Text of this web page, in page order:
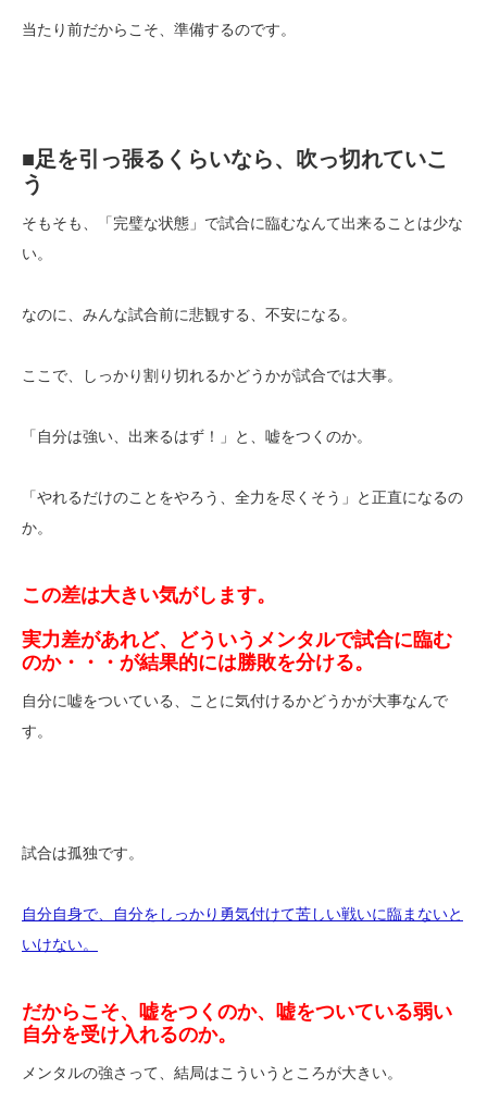
当たり前だからこそ、準備するのです。
■足を引っ張るくらいなら、吹っ切れていこ
う
そもそも、「完璧な状態」で試合に臨むなんて出来ることは少な
い。
なのに、みんな試合前に悲観する、不安になる。
ここで、しっかり割り切れるかどうかが試合では大事。
「自分は強い、出来るはず！」と、嘘をつくのか。
「やれるだけのことをやろう、全力を尽くそう」と正直になるの
か。
この差は大きい気がします。
実力差があれど、どういうメンタルで試合に臨む
のか・・・が結果的には勝敗を分ける。
自分に嘘をついている、ことに気付けるかどうかが大事なんで
す。
試合は孤独です。
自分自身で、自分をしっかり勇気付けて苦しい戦いに臨まないと
いけない。
だからこそ、嘘をつくのか、嘘をついている弱い
自分を受け入れるのか。
メンタルの強さって、結局はこういうところが大きい。